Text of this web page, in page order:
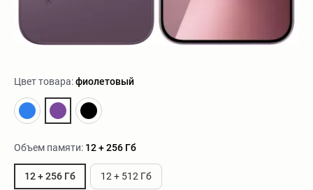
Цвет товара:фиолетовый
Объем памяти: 12 + 256 Гб
12 + 256 Гб 12 + 512 Гб